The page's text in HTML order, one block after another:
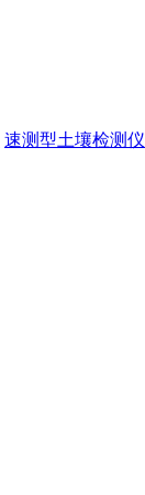
速测型土壤检测仪